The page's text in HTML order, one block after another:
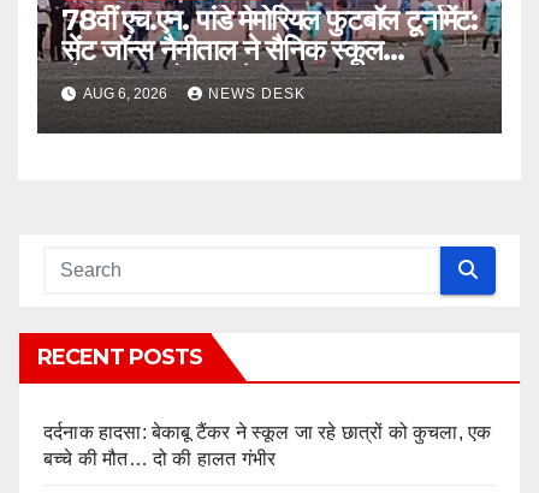
78वीं एच.एन. पांडे मेमोरियल फुटबॉल टूर्नामेंट:
सेंट जॉन्स नैनीताल ने सैनिक स्कूल
घोड़ाखाल को 1-0 से हराया
AUG 6, 2026 NEWS DESK
RECENT POSTS
दर्दनाक हादसा: बेकाबू टैंकर ने स्कूल जा रहे छात्रों को कुचला, एक
बच्चे की मौत… दो की हालत गंभीर